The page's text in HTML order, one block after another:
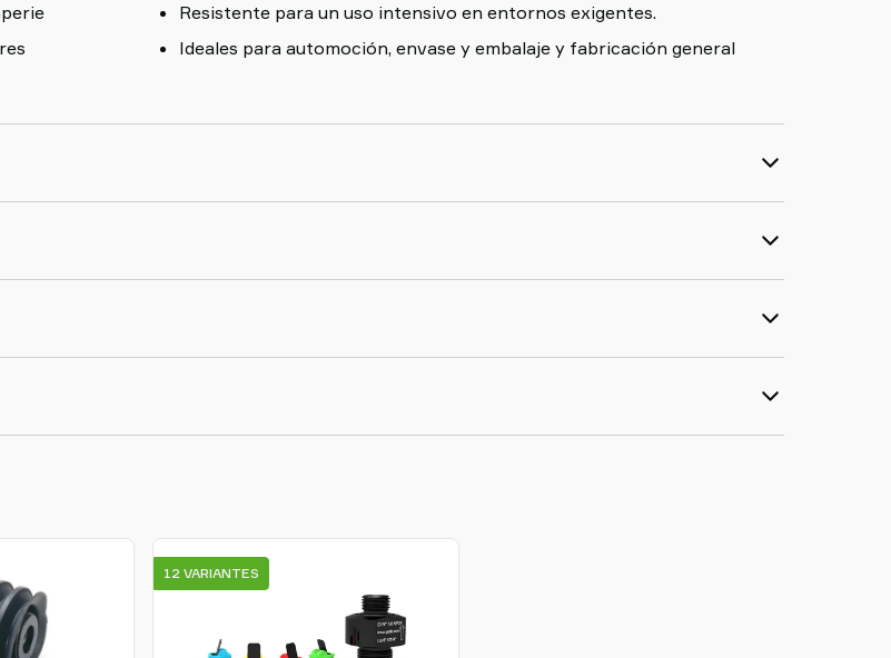
Resistente para un uso intensivo en entornos exigentes.
Ideales para automoción, envase y embalaje y fabricación general
12 VARIANTES